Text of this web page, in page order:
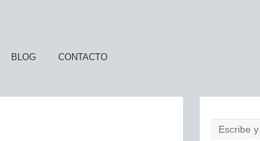
BLOG CONTACTO